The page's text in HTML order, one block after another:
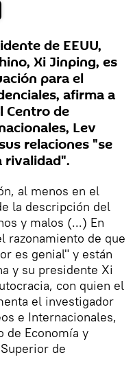
de EEUU,
Xi Jinping, es
para el
afirma a
Centro de
Lev
relaciones "se
rivalidad".
al menos en el
la descripción del
y malos (...) En
razonamiento de que
es genial" y están
y su presidente Xi
con quien el
el investigador
e Internacionales,
de Economía y
de